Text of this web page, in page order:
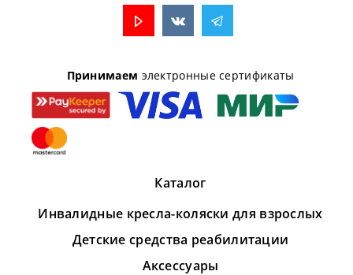
Принимаем электронные сертификаты
Каталог
Инвалидные кресла-коляски для взрослых
Детские средства реабилитации
Аксессуары